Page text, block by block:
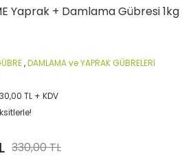
Yaprak + Damlama Gübresi 1kg
,DAMLAMA ve YAPRAK GÜBRELERİ
TL + KDV
330,00 TL